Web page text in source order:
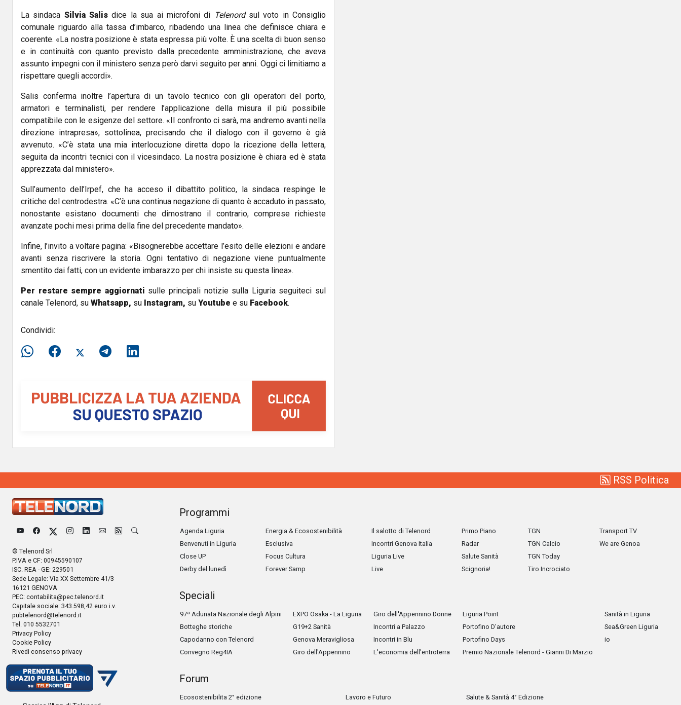
La sindaca Silvia Salisdice la sua ai microfoni di Telenordsul voto in Consiglio
comunale riguardo alla tassa d’imbarco, ribadendo una linea che definisce chiara e
coerente. «La nostra posizione è stata espressa più volte. È una scelta di buon senso
e in continuità con quanto previsto dalla precedente amministrazione, che aveva
assunto impegni con il ministero senza però darvi seguito per anni. Oggi ci limitiamo a
rispettare quegli accordi».
Salis conferma inoltre l’apertura di un tavolo tecnico con gli operatori del porto,
armatori e terminalisti, per rendere l’applicazione della misura il più possibile
compatibile con le esigenze del settore. «Il confronto ci sarà, ma andremo avanti nella
direzione intrapresa», sottolinea, precisando che il dialogo con il governo è già
avvenuto. «C’è stata una mia interlocuzione diretta dopo la ricezione della lettera,
seguita da incontri tecnici con il vicesindaco. La nostra posizione è chiara ed è stata
apprezzata dal ministero».
Sull’aumento dell’Irpef, che ha acceso il dibattito politico, la sindaca respinge le
critiche del centrodestra. «C’è una continua negazione di quanto è accaduto in passato,
nonostante esistano documenti che dimostrano il contrario, comprese richieste
avanzate pochi mesi prima della fine del precedente mandato».
Infine, l’invito a voltare pagina: «Bisognerebbe accettare l’esito delle elezioni e andare
avanti senza riscrivere la storia. Ogni tentativo di negazione viene puntualmente
smentito dai fatti, con un evidente imbarazzo per chi insiste su questa linea».
Per restare sempre aggiornati sulle principali notizie sulla Liguria seguiteci sul
canale Telenord, su Whatsapp, su Instagram, su Youtube e su Facebook.
Condividi:
RSS Politica
© Telenord Srl
P.IVA e CF: 00945590107
ISC. REA - GE: 229501
Sede Legale: Via XX Settembre 41/3
16121 GENOVA
PEC: contabilita@pec.telenord.it
Capitale sociale: 343.598,42 euro i.v.
pubtelenord@telenord.it
Tel. 010 5532701
Privacy Policy
Cookie Policy
Rivedi consenso privacy
Programmi
Agenda Liguria
Benvenuti in Liguria
Close UP
Derby del lunedì
Energia & Ecosostenibilità
Esclusiva
Focus Cultura
Forever Samp
Il salotto di Telenord
Incontri Genova Italia
Liguria Live
Live
Primo Piano
Radar
Salute Sanità
Scignoria!
TGN
TGN Calcio
TGN Today
Tiro Incrociato
Transport TV
We are Genoa
Speciali
97ª Adunata Nazionale degli Alpini
Botteghe storiche
Capodanno con Telenord
Convegno Reg4IA
EXPO Osaka - La Liguria
G19+2 Sanità
Genova Meravigliosa
Giro dell'Appennino
Giro dell'Appennino Donne
Incontri a Palazzo
Incontri in Blu
L'economia dell'entroterra
Liguria Point
Portofino D'autore
Portofino Days
Premio Nazionale Telenord - Gianni Di Marzio
Sanità in Liguria
Sea&Green Liguria
io
Forum
Ecosostenibilita 2° edizione Lavoro e Futuro Salute & Sanità 4° Edizione